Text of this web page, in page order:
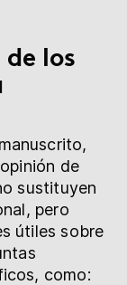
los
de
sustituyen
pero
útiles sobre
como: